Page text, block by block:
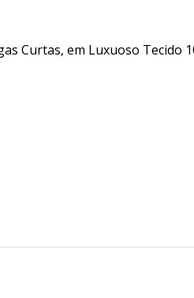
Curtas, em Luxuoso Tecido